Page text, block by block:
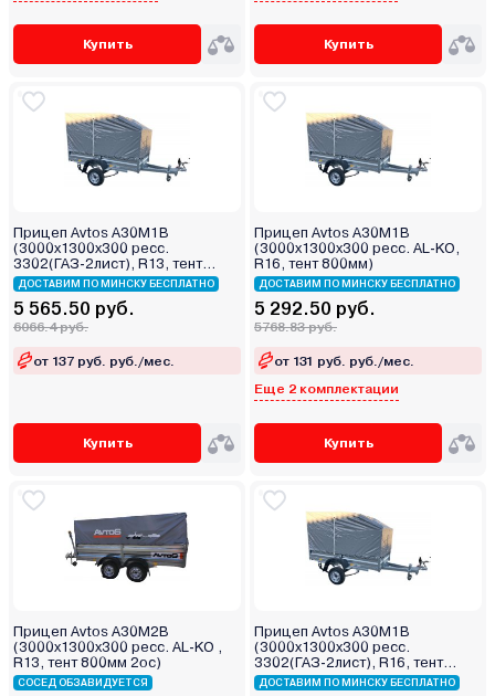
Купить Купить
Прицеп Avtos А30М1В
(3000х1300х300 ресс.
3302(ГАЗ-2лист), R13, тент
1200мм)
ДОСТАВИМ ПО МИНСКУ БЕСПЛАТНО
5 565.50 руб.
6066.4 руб.
от 137 руб. руб./мес.
Купить
Прицеп Avtos А30М1В
(3000х1300х300 ресс. AL-KO,
R16, тент 800мм)
ДОСТАВИМ ПО МИНСКУ БЕСПЛАТНО
5 292.50 руб.
5768.83 руб.
от 131 руб. руб./мес.
Еще 2 комплектации
Купить
Прицеп Avtos А30М2В
(3000х1300х300 ресс. AL-KO ,
R13, тент 800мм 2ос)
СОСЕД ОБЗАВИДУЕТСЯ
Прицеп Avtos А30М1В
(3000х1300х300 ресс.
3302(ГАЗ-2лист), R16, тент
400мм)
ДОСТАВИМ ПО МИНСКУ БЕСПЛАТНО